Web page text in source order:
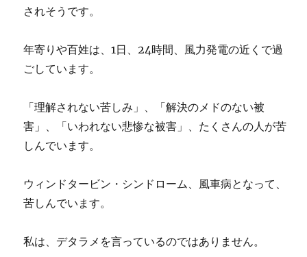
されそうです。
年寄りや百姓は、1日、24時間、風力発電の近くで過
ごしています。
「理解されない苦しみ」、「解決のメドのない被
害」、「いわれない悲惨な被害」、たくさんの人が苦
しんでいます。
ウィンドタービン・シンドローム、風車病となって、
苦しんでいます。
私は、デタラメを言っているのではありません。